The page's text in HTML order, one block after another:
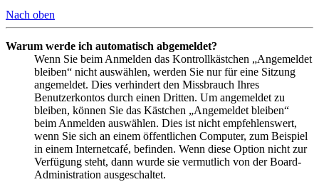
Nach oben
Warum werde ich automatisch abgemeldet?
Wenn Sie beim Anmelden das Kontrollkästchen „Angemeldet
bleiben“ nicht auswählen, werden Sie nur für eine Sitzung
angemeldet. Dies verhindert den Missbrauch Ihres
Benutzerkontos durch einen Dritten. Um angemeldet zu
bleiben, können Sie das Kästchen „Angemeldet bleiben“
beim Anmelden auswählen. Dies ist nicht empfehlenswert,
wenn Sie sich an einem öffentlichen Computer, zum Beispiel
in einem Internetcafé, befinden. Wenn diese Option nicht zur
Verfügung steht, dann wurde sie vermutlich von der Board-
Administration ausgeschaltet.